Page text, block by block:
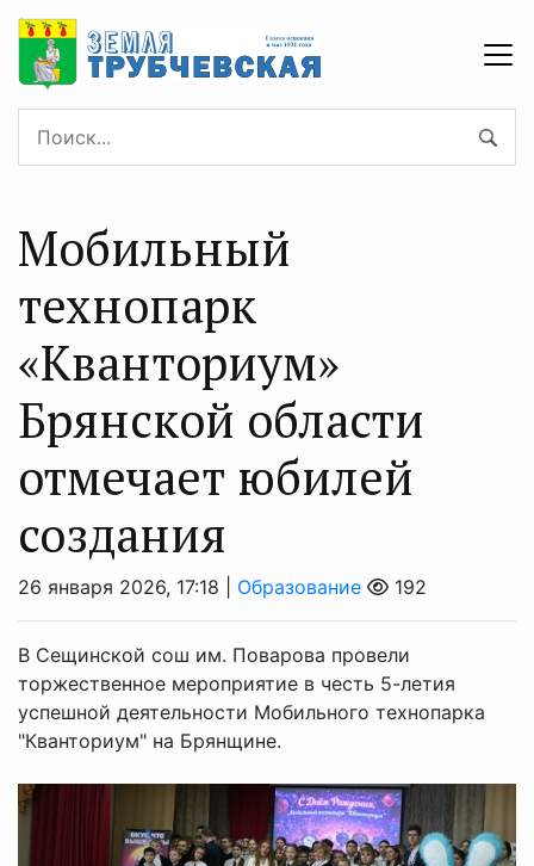
Мобильный
технопарк
«Кванториум»
Брянской области
отмечает юбилей
создания
26 января 2026, 17:18 | Образование 192
В Сещинской сош им. Поварова провели
торжественное мероприятие в честь 5-летия
успешной деятельности Мобильного технопарка
"Кванториум" на Брянщине.